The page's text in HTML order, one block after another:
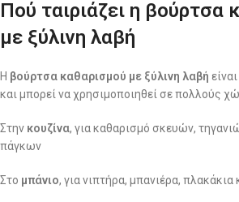
Πού ταιριάζει η βούρτσα
με ξύλινη λαβή
Η βούρτσα καθαρισμού με ξύλινη λαβή
και μπορεί να χρησιμοποιηθεί σε πολλούς
Στην κουζίνα, για καθαρισμό σκευών,
πάγκων
Στο μπάνιο, για νιπτήρα, μπανιέρα, πλακάκια